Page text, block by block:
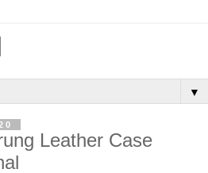
▼
Leather Case